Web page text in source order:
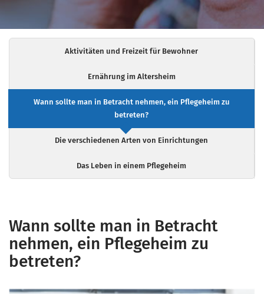
Aktivitäten und Freizeit für Bewohner
Ernährung im Altersheim
Wann sollte man in Betracht nehmen, ein Pflegeheim zu
betreten?
Die verschiedenen Arten von Einrichtungen
Das Leben in einem Pflegeheim
Wann sollte man in Betracht
nehmen, ein Pflegeheim zu
betreten?